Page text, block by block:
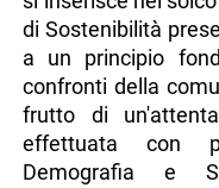
di Sostenibilità
a un principio
confronti della
frutto di
effettuata con
Demografia e